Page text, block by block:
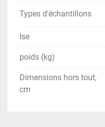
Types d'échantillons
Ise
poids (kg)
Dimensions hors tout,
cm